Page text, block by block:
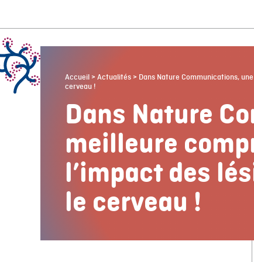
Dans Nature
meilleure
l’impact des
le cerveau !
Accueil> Actualités> Dans Nature Communications,
cerveau !